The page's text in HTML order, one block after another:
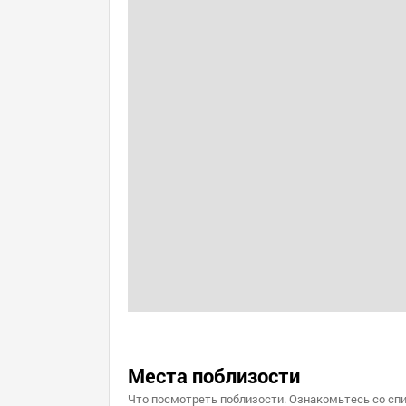
Места поблизости
Что посмотреть поблизости. Ознакомьтесь со